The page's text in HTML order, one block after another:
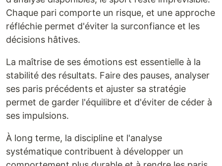
Chaque pari comporte un risque, et une approche
réfléchie permet d'éviter la surconfiance et les
décisions hâtives.
La maîtrise de ses émotions est essentielle à la
stabilité des résultats. Faire des pauses, analyser
ses paris précédents et ajuster sa stratégie
permet de garder l'équilibre et d'éviter de céder à
ses impulsions.
À long terme, la discipline et l'analyse
systématique contribuent à développer un